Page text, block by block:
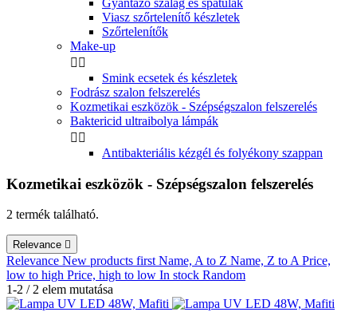
Viasz szőrtelenítő készletek
Szőrtelenítők
Make-up
 
Smink ecsetek és készletek
Fodrász szalon felszerelés
Kozmetikai eszközök - Szépségszalon felszerelés
Baktericid ultraibolya lámpák
 
Antibakteriális kézgél és folyékony szappan
Kozmetikai eszközök - Szépségszalon felszerelés
2 termék található.
Relevance 
Relevance New products first Name, A to Z Name, Z to A Price,
low to high Price, high to low In stock Random
1-2 / 2 elem mutatása